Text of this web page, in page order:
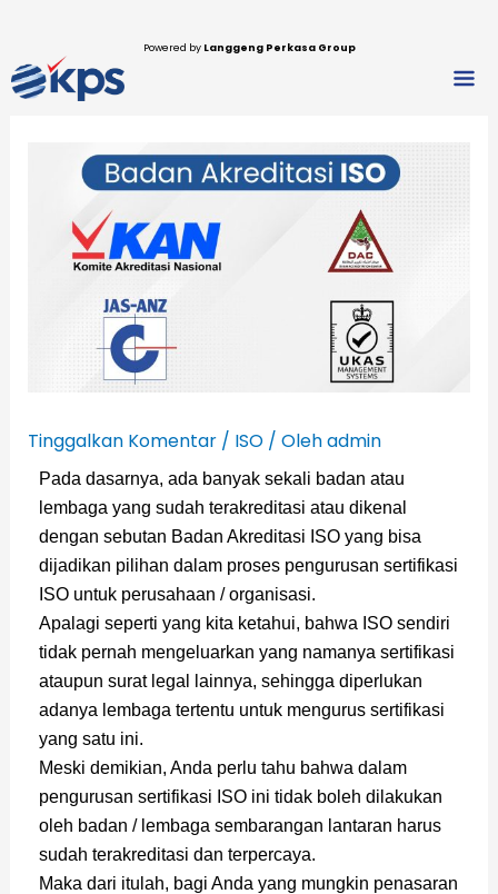
konten
Powered by Langgeng Perkasa Group
Tinggalkan Komentar / ISO/ Olehadmin
Pada dasarnya, ada banyak sekali badan atau
lembaga yang sudah terakreditasi atau dikenal
dengan sebutan Badan Akreditasi ISO yang bisa
dijadikan pilihan dalam proses pengurusan sertifikasi
ISO untuk perusahaan / organisasi.
Apalagi seperti yang kita ketahui, bahwa ISO sendiri
tidak pernah mengeluarkan yang namanya sertifikasi
ataupun surat legal lainnya, sehingga diperlukan
adanya lembaga tertentu untuk mengurus sertifikasi
yang satu ini.
Meski demikian, Anda perlu tahu bahwa dalam
pengurusan sertifikasi ISO ini tidak boleh dilakukan
oleh badan / lembaga sembarangan lantaran harus
sudah terakreditasi dan terpercaya.
Maka dari itulah, bagi Anda yang mungkin penasaran